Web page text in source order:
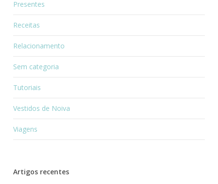
Presentes
Receitas
Relacionamento
Sem categoria
Tutoriais
Vestidos de Noiva
Viagens
Artigos recentes